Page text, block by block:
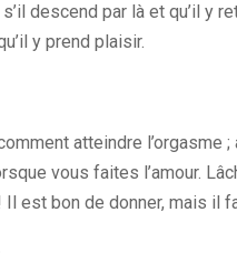
descend par là et qu’il y
y prend plaisir.
atteindre l’orgasme
vous faites l’amour.
est bon de donner, mais il